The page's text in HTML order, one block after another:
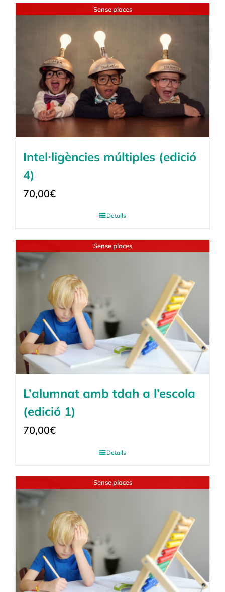
Sense places
Intel·ligències múltiples (edició
4)
70,00€
Detalls
Sense places
L’alumnat amb tdah a l’escola
(edició 1)
70,00€
Detalls
Sense places